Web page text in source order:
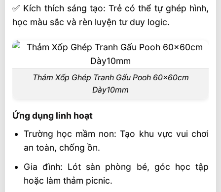
✅ Kích thích sáng tạo: Trẻ có thể tự ghép hình,
học màu sắc và rèn luyện tư duy logic.
Thảm Xốp Ghép Tranh Gấu Pooh 60x60cm
Dày10mm
Ứng dụng linh hoạt
Trường học mầm non: Tạo khu vực vui chơi
an toàn, chống ồn.
Gia đình: Lót sàn phòng bé, góc học tập
hoặc làm thảm picnic.